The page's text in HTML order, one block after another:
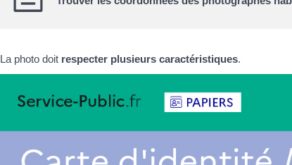
La photo doit respecter plusieurs caractéristiques.